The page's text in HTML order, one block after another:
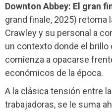
Downton Abbey: El gran
grand finale, 2025) retoma
Crawley y su personal a
un contexto donde el brillo
comienza a opacarse
económicos de la época.
A la clásica tensión entre
trabajadoras, se le suma